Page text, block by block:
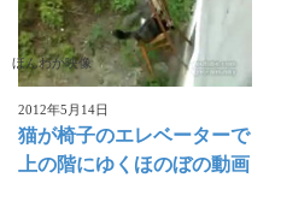
ほんわか映像
2012年5月14日
猫が椅子のエレベーターで
上の階にゆくほのぼの動画